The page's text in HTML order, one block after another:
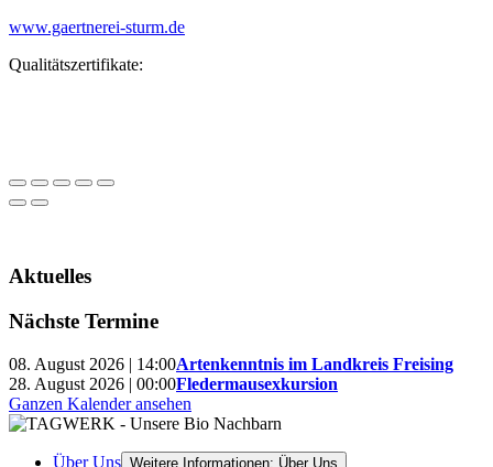
www.gaertnerei-sturm.de
Qualitätszertifikate:
Aktuelles
Nächste Termine
08. August 2026 | 14:00Artenkenntnis im Landkreis Freising
28. August 2026 | 00:00Fledermausexkursion
Ganzen Kalender ansehen
Über Uns Weitere Informationen: Über Uns